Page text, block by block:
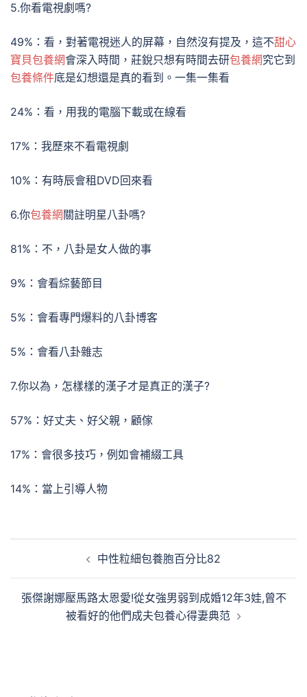
5.你看電視劇嗎?
49%：看，對著電視迷人的屏幕，自然沒有提及，這不甜心
寶貝包養網會深入時間，莊銳只想有時間去研包養網究它到
包養條件底是幻想還是真的看到。一集一集看
24%：看，用我的電腦下載或在線看
17%：我歷來不看電視劇
10%：有時辰會租DVD回來看
6.你包養網 關註明星八卦嗎?
81%：不，八卦是女人做的事
9%：會看綜藝節目
5%：會看專門爆料的八卦博客
5%：會看八卦雜志
7.你以為，怎樣樣的漢子才是真正的漢子?
57%：好丈夫、好父親，顧傢
17%：會很多技巧，例如會補綴工具
14%：當上引導人物
覽
中性粒細包養胞百分比82
張傑謝娜壓馬路太恩愛!從女強男弱到成婚12年3娃,曾不
被看好的他們成夫包養心得妻典范